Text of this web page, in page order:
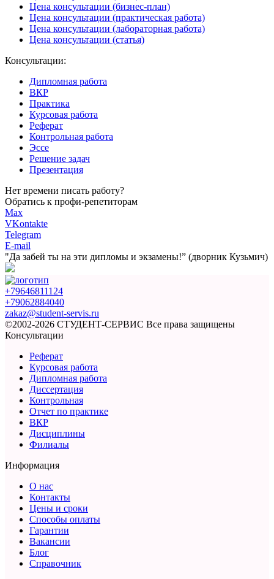
Цена консультации (бизнес-план)
Цена консультации (практическая работа)
Цена консультации (лабораторная работа)
Цена консультации (статья)
Консультации:
Дипломная работа
ВКР
Практика
Курсовая работа
Реферат
Контрольная работа
Эссе
Решение задач
Презентация
Нет времени писать работу?
Обратись к профи-репетиторам
Max
VKontakte
Telegram
E-mail
"Да забей ты на эти дипломы и экзамены!” (дворник Кузьмич)
+79646811124
+79062884040
zakaz@student-servis.ru
©2002-2026 СТУДЕНТ-СЕРВИС Все права защищены
Консультации
Реферат
Курсовая работа
Дипломная работа
Диссертация
Контрольная
Отчет по практике
ВКР
Дисциплины
Филиалы
Информация
О нас
Контакты
Цены и сроки
Способы оплаты
Гарантии
Вакансии
Блог
Справочник